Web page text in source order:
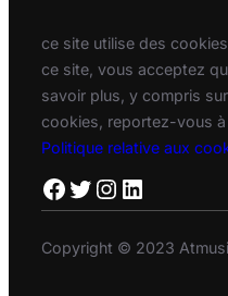
ce site utilise des
ce site, vous acceptez
savoir plus, y compris
cookies, reportez-vous à
Politique relative aux
Facebook Twitter Instagram LinkedIn
Copyright © 2023